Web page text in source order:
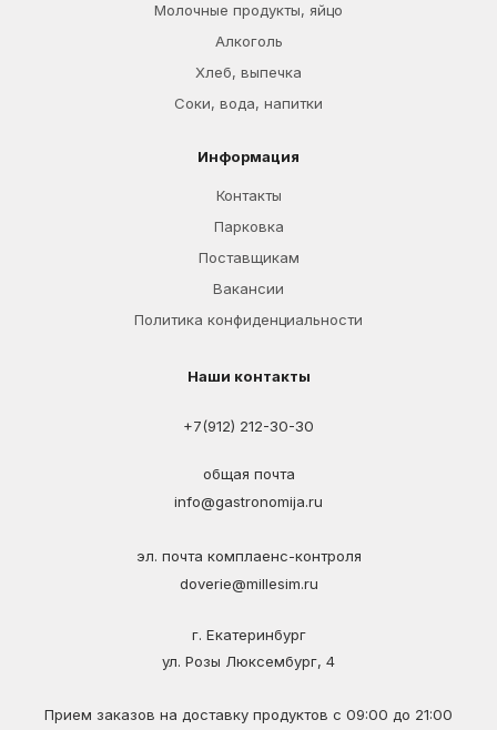
Молочные продукты, яйцо
Алкоголь
Хлеб, выпечка
Соки, вода, напитки
Информация
Контакты
Парковка
Поставщикам
Вакансии
Политика конфиденциальности
Наши контакты
+7(912) 212-30-30
общая почта
info@gastronomija.ru
эл. почта комплаенс-контроля
doverie@millesim.ru
г. Екатеринбург
ул. Розы Люксембург, 4
Прием заказов на доставку продуктов с 09:00 до 21:00